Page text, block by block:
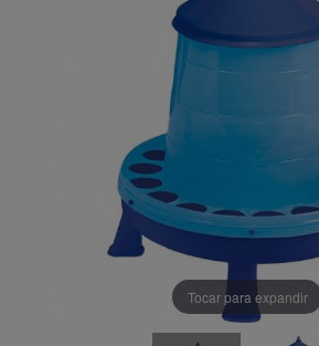
Tocar para expandir